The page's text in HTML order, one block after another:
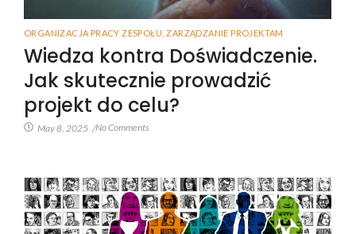
ORGANIZACJA PRACY ZESPOŁU ZARZĄDZANIE PROJEKTAM
Wiedza kontra Doświadczenie.
Jak skutecznie prowadzić
projekt do celu?
May 8, 2025 /No Comments